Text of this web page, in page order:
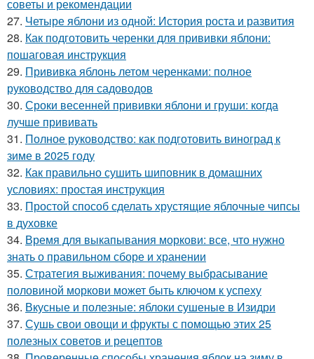
советы и рекомендации
27. Четыре яблони из одной: История роста и развития
28. Как подготовить черенки для прививки яблони:
пошаговая инструкция
29. Прививка яблонь летом черенками: полное
руководство для садоводов
30. Сроки весенней прививки яблони и груши: когда
лучше прививать
31. Полное руководство: как подготовить виноград к
зиме в 2025 году
32. Как правильно сушить шиповник в домашних
условиях: простая инструкция
33. Простой способ сделать хрустящие яблочные чипсы
в духовке
34. Время для выкапывания моркови: все, что нужно
знать о правильном сборе и хранении
35. Стратегия выживания: почему выбрасывание
половиной моркови может быть ключом к успеху
36. Вкусные и полезные: яблоки сушеные в Изидри
37. Сушь свои овощи и фрукты с помощью этих 25
полезных советов и рецептов